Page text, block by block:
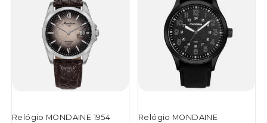
Relógio MONDAINE 1954
Relógio MONDAINE